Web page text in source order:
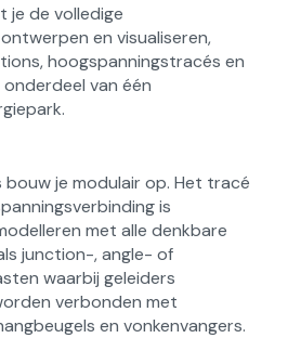
je de volledige
en visualiseren,
hoogspanningstracés en
van één
je modulair op. Het tracé
is
met alle denkbare
junction-, angle- of
waarbij geleiders
verbonden met
en vonkenvangers.